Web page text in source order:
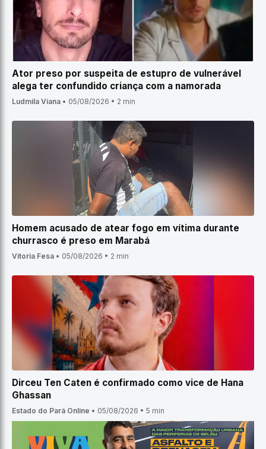
Ator preso por suspeita de estupro de vulnerável
alega ter confundido criança com a namorada
Ludmila Viana • 05/08/2026 • 2 min
Homem acusado de atear fogo em vítima durante
churrasco é preso em Marabá
Vitoria Fesa • 05/08/2026 • 2 min
Dirceu Ten Caten é confirmado como vice de Hana
Ghassan
Estado do Pará Online • 05/08/2026 • 5 min